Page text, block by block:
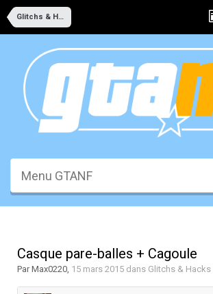
Glitchs & Hacks
Menu GTANF
Casque pare-balles + Cagoule
ParMax0220, 15 mars 2015 dans Glitchs & Hacks